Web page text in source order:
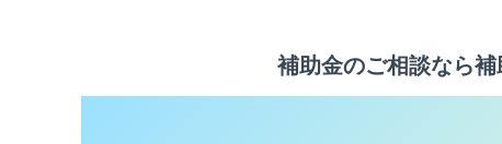
補助金のご相談なら補